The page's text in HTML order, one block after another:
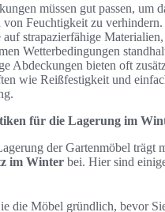
müssen gut passen, um
Feuchtigkeit zu verhindern.
auf strapazierfähige
Wetterbedingungen
Abdeckungen bieten oft
wie Reißfestigkeit und
für die Lagerung im
der Gartenmöbel trägt
im Winter bei. Hier sind
die Möbel gründlich, bevor